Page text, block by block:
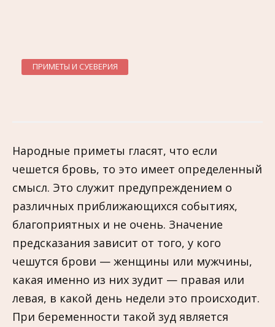
ПРИМЕТЫ И СУЕВЕРИЯ
Народные приметы гласят, что если
чешется бровь, то это имеет определенный
смысл. Это служит предупреждением о
различных приближающихся событиях,
благоприятных и не очень. Значение
предсказания зависит от того, у кого
чешутся брови — женщины или мужчины,
какая именно из них зудит — правая или
левая, в какой день недели это происходит.
При беременности такой зуд является